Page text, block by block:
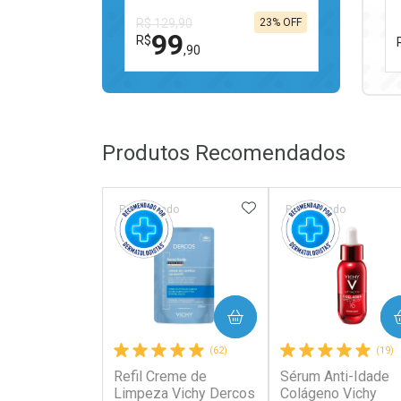
R$ 129,90
R$99,90
23% OFF
FECHAR
Ativar Desconto
Comprar sem Desconto
Por R$ 99,90/cada
FECHAR
Comprar sem Desconto
Por R$ 99,90/cada
Produtos Recomendados
(62)
Refil Creme de
Limpeza Vichy Dercos
Patrocinado ADICIONAR AOS
COMPRAR
(19)
Sérum Anti-Idade
Colágeno Vichy
Patrocinado
COMPRAR